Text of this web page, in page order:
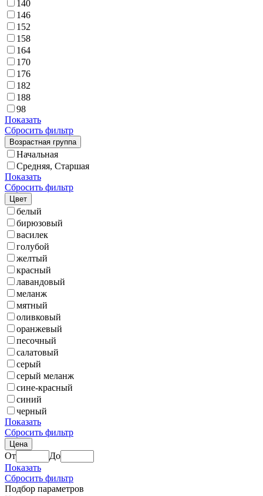
140
146
152
158
164
170
176
182
188
98
Показать
Сбросить фильтр
Возрастная группа
Начальная
Средняя, Старшая
Показать
Сбросить фильтр
Цвет
белый
бирюзовый
василек
голубой
желтый
красный
лавандовый
меланж
мятный
оливковый
оранжевый
песочный
салатовый
серый
серый меланж
сине-красный
синий
черный
Показать
Сбросить фильтр
Цена
От
До
Показать
Сбросить фильтр
Подбор параметров